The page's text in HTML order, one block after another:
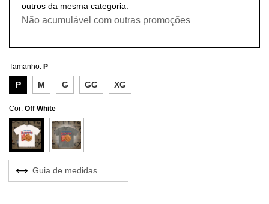
outros da mesma categoria.
Não acumulável com outras promoções
Tamanho: P
P M G GG XG
Cor: Off White
Guia de medidas